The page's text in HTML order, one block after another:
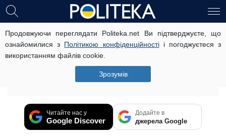
Продовжуючи переглядати Politeka.net Ви підтверджуєте, що
ознайомилися з Політикою конфіденційностіі погоджуєтеся з
використанням файлів cookie.
Зрозумів
Киевский «конверт» вывел «в тень»
400 миллионов гривен (фото)
Вибачте цей текст доступний тільки в “російська”.
Читайте нас у
Google Discover
Додайте в
джерела Google